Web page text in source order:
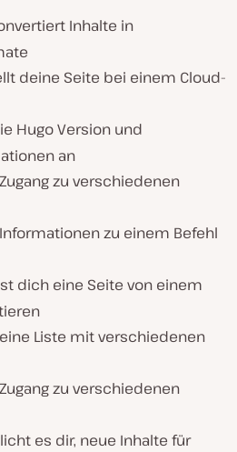
Inhalte in
deine Seite bei einem Cloud-
Hugo Version und
an
zu verschiedenen
zu einem Befehl
dich eine Seite von einem
Liste mit verschiedenen
zu verschiedenen
es dir, neue Inhalte für